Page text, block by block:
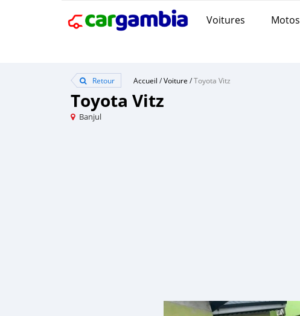
Voitures Motos
Retour Accueil /Voiture /Toyota Vitz
Toyota Vitz
Banjul